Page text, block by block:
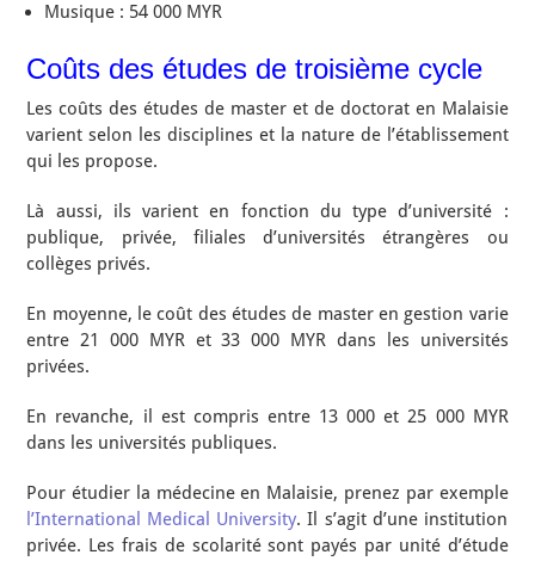
Musique : 54 000 MYR
Coûts des études de troisième cycle
Les coûts des études de master et de doctorat en Malaisie
varient selon les disciplines et la nature de l’établissement
qui les propose.
Là aussi, ils varient en fonction du type d’université :
publique, privée, filiales d’universités étrangères ou
collèges privés.
En moyenne, le coût des études de master en gestion varie
entre 21 000 MYR et 33 000 MYR dans les universités
privées.
En revanche, il est compris entre 13 000 et 25 000 MYR
dans les universités publiques.
Pour étudier la médecine en Malaisie, prenez par exemple
l’International Medical University. Il s’agit d’une institution
privée. Les frais de scolarité sont payés par unité d’étude